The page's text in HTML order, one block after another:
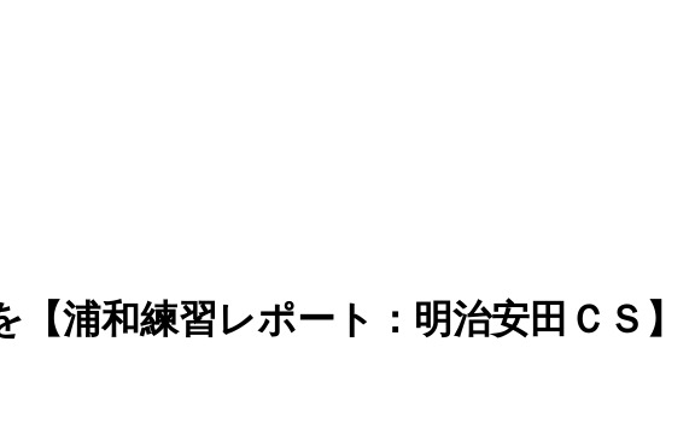
浦和練習レポート：明治安田ＣＳ】